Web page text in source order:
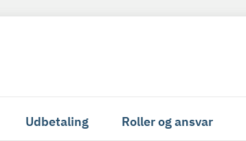
Udbetaling Roller og ansvar